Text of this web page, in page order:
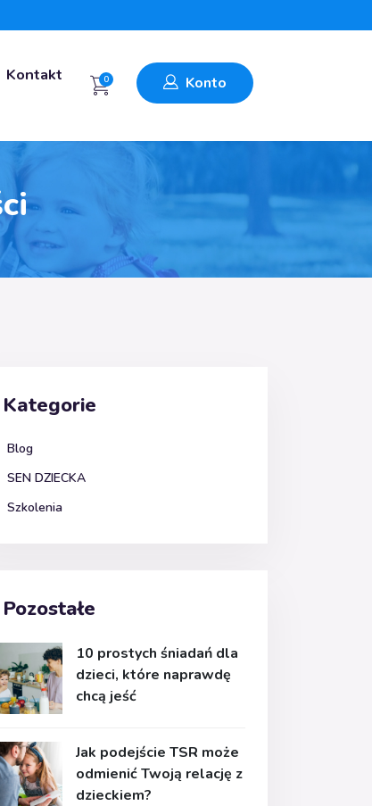
Kontakt 0 Konto
Kategorie
Blog
SEN DZIECKA
Szkolenia
Pozostałe
10 prostych śniadań dla
dzieci, które naprawdę
chcą jeść
Jak podejście TSR może
odmienić Twoją relację z
dzieckiem?